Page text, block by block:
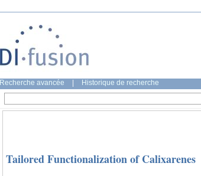
Recherche avancée Historique de recherche
Tailored Functionalization of Calixarenes